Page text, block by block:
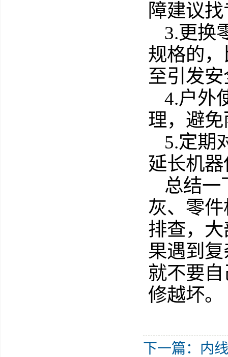
障建议
3.更换
规格的
至引发
4.户外
理，避
5.定期
延长机
总结一
灰、零
排查，
果遇到
就不要
修越坏。
下一篇：内